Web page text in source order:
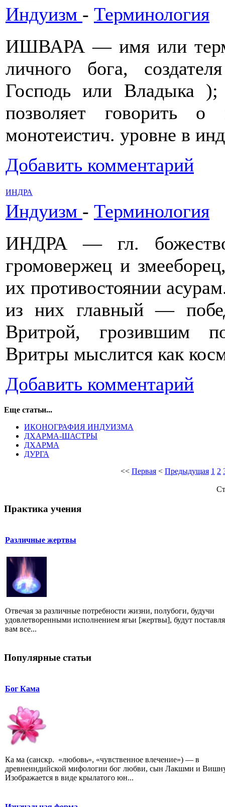
Индуизм - Терминология
ИШВАРА — имя или
личного бога,
Господь или Владыка
позволяет говорить о
монотеистич. уровне в
Добавить комментарий
ИНДРА
Индуизм - Терминология
ИНДРА — гл.
громовержец и
их противостоянии
из них главный —
Вритрой, грозившим
Вритры мыслится как
Добавить комментарий
Еще статьи...
ИКОНОГРАФИЯ ИНДУИЗМА
ДХАРМА-ШАСТРЫ
ДХАРМА
ДУРГА
<< Первая < Предыдущая 1 2
Практика учения
Различные жертвы
Отвечая за различные потребности жизни, полубоги, будучи
удовлетворенными исполнением ягьи [жертвы], будут
вам все...
Популярные статьи
Бог Кама
Ка ма (санскр. «любовь», «чувственное влечение») — в
древнеиндийской мифологии бог любви, сын Лакшми и
Изображается в виде крылатого юн...